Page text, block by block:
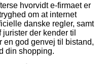
hvorvidt e-firmaet er
om at internet
danske regler, samt
der kender til
en god genvej til bistand,
din shopping.